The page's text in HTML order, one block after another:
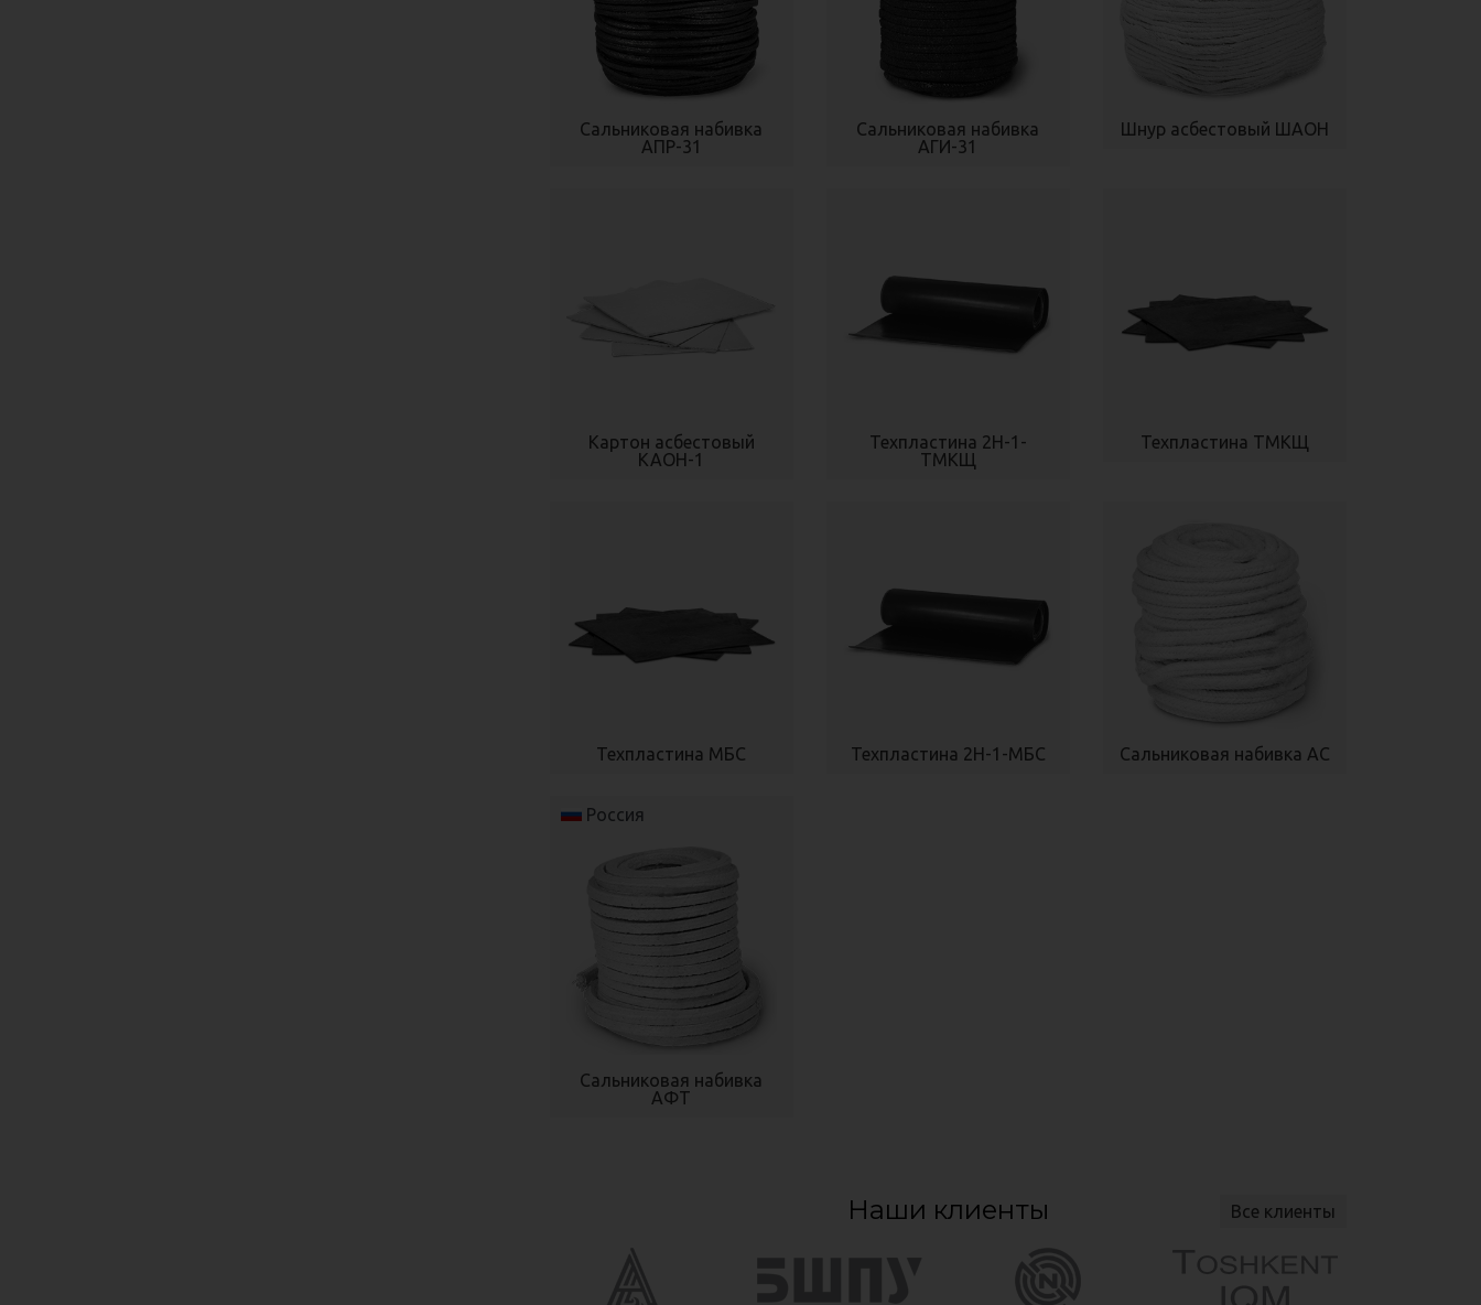
Сальниковая набивка
АПР-31
Сальниковая набивка
АГИ-31
Шнур асбестовый ШАОН
Картон асбестовый
КАОН-1
Техпластина 2Н-1-
ТМКЩ
Техпластина ТМКЩ
Техпластина МБС Техпластина 2Н-1-МБС Сальниковая набивка АС
Россия
Сальниковая набивка
АФТ
Все клиенты
Наши клиенты